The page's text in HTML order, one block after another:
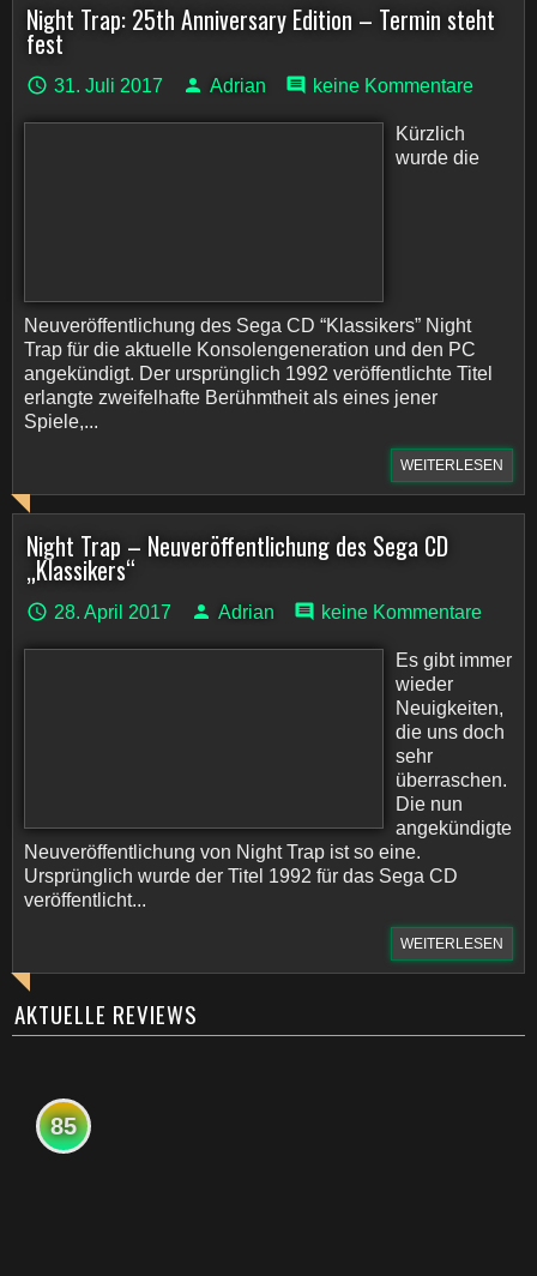
Night Trap: 25th Anniversary Edition – Termin steht
fest
31. Juli 2017 Adrian keine Kommentare
Kürzlich
wurde die
Neuveröffentlichung des Sega CD “Klassikers” Night
Trap für die aktuelle Konsolengeneration und den PC
angekündigt. Der ursprünglich 1992 veröffentlichte Titel
erlangte zweifelhafte Berühmtheit als eines jener
Spiele,...
WEITERLESEN
Night Trap – Neuveröffentlichung des Sega CD
„Klassikers“
28. April 2017 Adrian keine Kommentare
Es gibt immer
wieder
Neuigkeiten,
die uns doch
sehr
überraschen.
Die nun
angekündigte
Neuveröffentlichung von Night Trap ist so eine.
Ursprünglich wurde der Titel 1992 für das Sega CD
veröffentlicht...
WEITERLESEN
AKTUELLE REVIEWS
85